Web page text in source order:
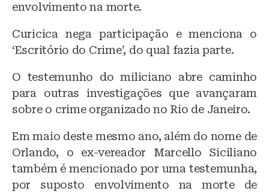
envolvimento na morte.
Curicica nega participação e menciona o
‘Escritório do Crime’, do qual fazia parte.
O testemunho do miliciano abre caminho
para outras investigações que avançaram
sobre o crime organizado no Rio de Janeiro.
Em maio deste mesmo ano, além do nome de
Orlando, o ex-vereador Marcello Siciliano
também é mencionado por uma testemunha,
por suposto envolvimento na morte de